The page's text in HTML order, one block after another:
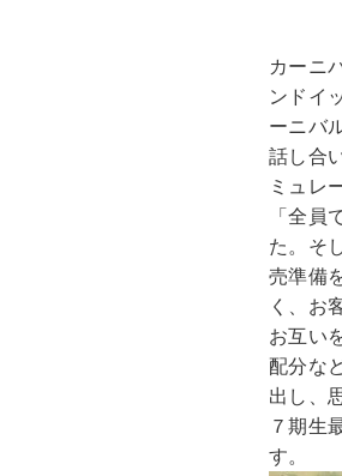
カーニ
ンドイ
ーニバ
話し合
ミュレ
「全員
た。そ
売準備
く、お
お互い
配分な
出し、
７期生
す。